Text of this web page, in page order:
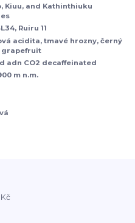
Kiuu, and Kathinthiuku
Ruiru 11
acidita, tmavé hrozny, černý
grapefruit
adn CO2 decaffeinated
m n.m.